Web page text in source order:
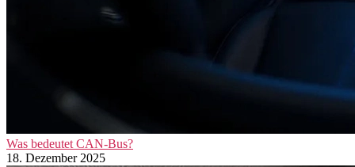
Was bedeutet CAN-Bus?
18. Dezember 2025